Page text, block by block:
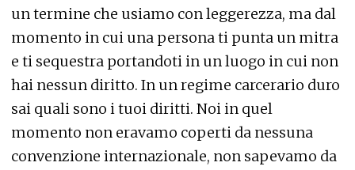
un termine che usiamo con leggerezza, ma dal
momento in cui una persona ti punta un mitra
e ti sequestra portandoti in un luogo in cui non
hai nessun diritto. In un regime carcerario duro
sai quali sono i tuoi diritti. Noi in quel
momento non eravamo coperti da nessuna
convenzione internazionale, non sapevamo da